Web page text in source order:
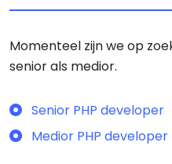
Momenteel zijn we op
senior als medior.
Senior PHP developer
Medior PHP developer